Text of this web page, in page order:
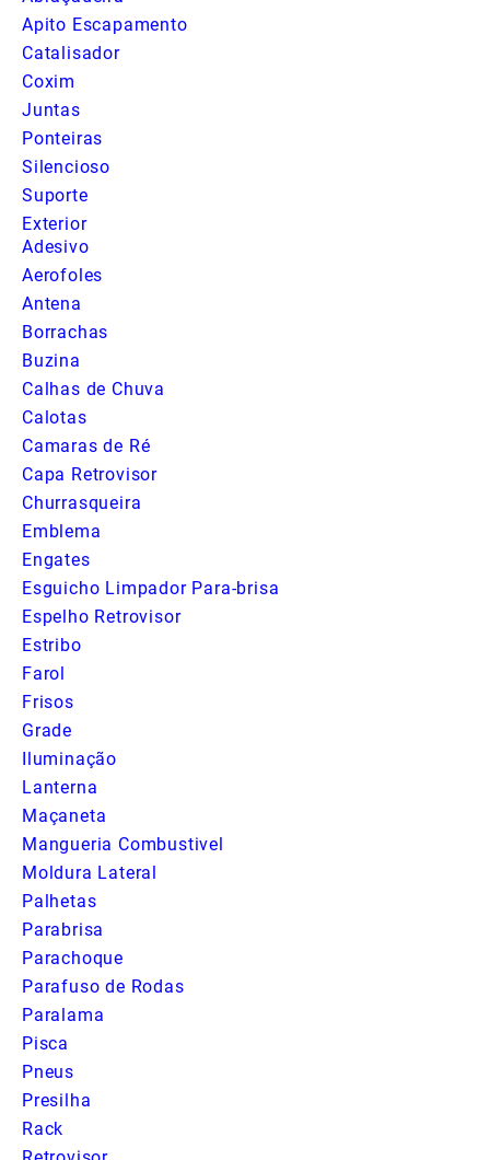
Apito Escapamento
Catalisador
Coxim
Juntas
Ponteiras
Silencioso
Suporte
Exterior
Adesivo
Aerofoles
Antena
Borrachas
Buzina
Calhas de Chuva
Calotas
Camaras de Ré
Capa Retrovisor
Churrasqueira
Emblema
Engates
Esguicho Limpador Para-brisa
Espelho Retrovisor
Estribo
Farol
Frisos
Grade
Iluminação
Lanterna
Maçaneta
Mangueria Combustivel
Moldura Lateral
Palhetas
Parabrisa
Parachoque
Parafuso de Rodas
Paralama
Pisca
Pneus
Presilha
Rack